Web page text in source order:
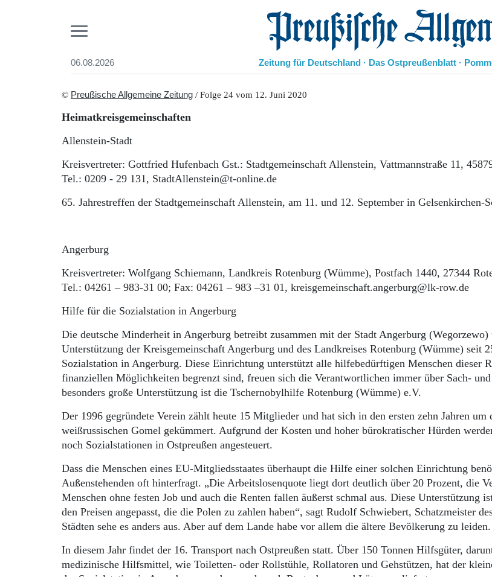
06.08.2026 Preußische Allgemeine Zeitung
Zeitung für Deutschland · Das Ostpreußenblatt ·
Start
Aktuelle Ausgabe
Abonnenten-Login
Abo Prämien
Archiv
Leben
Pommern
Suchen und finden
© Preußische Allgemeine Zeitung / Folge 24 vom 12. Juni 2020
Heimatkreisgemeinschaften
Allenstein-Stadt
Kreisvertreter: Gottfried Hufenbach Gst.: Stadtgemeinschaft Allenstein, Vattmannstraße 11,
Tel.: 0209 - 29 131, StadtAllenstein@t-online.de
65. Jahrestreffen der Stadtgemeinschaft Allenstein, am 11. und 12. September in Gelsenkirchen-
Angerburg
Kreisvertreter: Wolfgang Schiemann, Landkreis Rotenburg (Wümme), Postfach 1440, 27344
Tel.: 04261 – 983-31 00; Fax: 04261 – 983 –31 01, kreisgemeinschaft.angerburg@lk-row.de
Hilfe für die Sozialstation in Angerburg
Die deutsche Minderheit in Angerburg betreibt zusammen mit der Stadt Angerburg
Unterstützung der Kreisgemeinschaft Angerburg und des Landkreises Rotenburg (Wümme) seit
Sozialstation in Angerburg. Diese Einrichtung unterstützt alle hilfebedürftigen Menschen dieser
finanziellen Möglichkeiten begrenzt sind, freuen sich die Verantwortlichen immer über Sach-
besonders große Unterstützung ist die Tschernobylhilfe Rotenburg (Wümme) e.V.
Der 1996 gegründete Verein zählt heute 15 Mitglieder und hat sich in den ersten zehn Jahren um
weißrussischen Gomel gekümmert. Aufgrund der Kosten und hoher bürokratischer Hürden
noch Sozialstationen in Ostpreußen angesteuert.
Dass die Menschen eines EU-Mitgliedsstaates überhaupt die Hilfe einer solchen Einrichtung
Außenstehenden oft hinterfragt. „Die Arbeitslosenquote liegt dort deutlich über 20 Prozent, die
Menschen ohne festen Job und auch die Renten fallen äußerst schmal aus. Diese Unterstützung
den Preisen angepasst, die die Polen zu zahlen haben“, sagt Rudolf Schwiebert, Schatzmeister
Städten sehe es anders aus. Aber auf dem Lande habe vor allem die ältere Bevölkerung zu leiden.
In diesem Jahr findet der 16. Transport nach Ostpreußen statt. Über 150 Tonnen Hilfsgüter,
medizinische Hilfsmittel, wie Toiletten- oder Rollstühle, Rollatoren und Gehstützen, hat der